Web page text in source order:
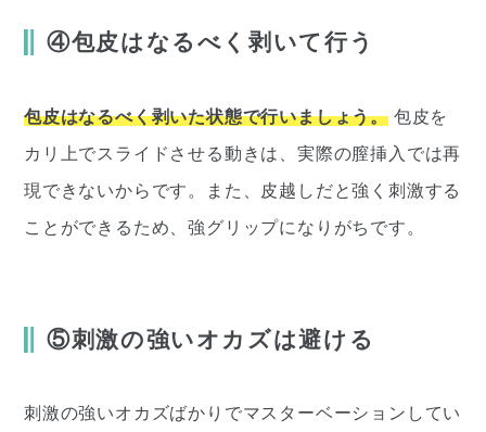
④包皮はなるべく剥いて行う
包皮はなるべく剥いた状態で行いましょう。 包皮を
カリ上でスライドさせる動きは、実際の膣挿入では再
現できないからです。また、皮越しだと強く刺激する
ことができるため、強グリップになりがちです。
⑤刺激の強いオカズは避ける
刺激の強いオカズばかりでマスターベーションしてい